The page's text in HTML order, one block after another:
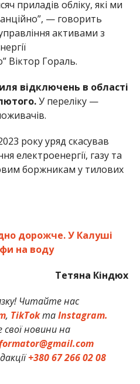
приладів обліку, які ми
— говорить
активами з
Віктор Гораль.
відключень в області
У переліку —
року уряд скасував
електроенергії, газу та
боржникам у тилових
дорожче. У Калуші
на воду
Тетяна Кіндюх
Читайте нас
, TikTokтаInstagram.
новини на
+380 67 266 02 08